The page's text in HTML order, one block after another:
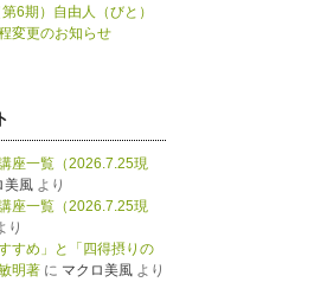
6期）自由人（びと）
変更のお知らせ
座一覧（2026.7.25現
美風より
座一覧（2026.7.25現
り
すめ」と「四得摂りの
明著に マクロ美風より